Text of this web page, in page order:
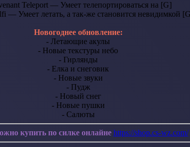
Teleport — Умеет телепортироваться на [G]
— Умеет летать, а так-же становится невидимкой
Новогоднее обновление:
- Летающие акулы
- Новые текстуры небо
- Гирлянды
- Елка и снеговик
- Новые звуки
- Пудж
- Новый снег
- Новые пушки
- Салюты
купить по силке онлайне https://shop.cs-wz.com/